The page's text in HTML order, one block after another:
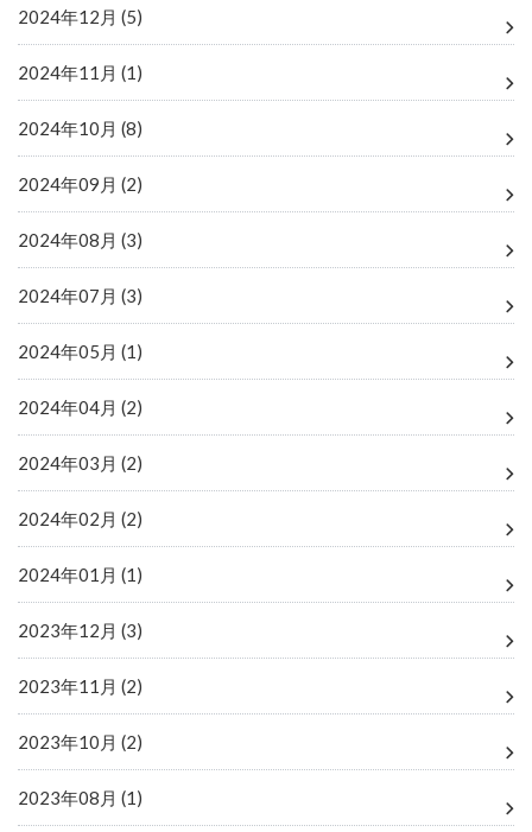
2024年12月 (5)
2024年11月 (1)
2024年10月 (8)
2024年09月 (2)
2024年08月 (3)
2024年07月 (3)
2024年05月 (1)
2024年04月 (2)
2024年03月 (2)
2024年02月 (2)
2024年01月 (1)
2023年12月 (3)
2023年11月 (2)
2023年10月 (2)
2023年08月 (1)